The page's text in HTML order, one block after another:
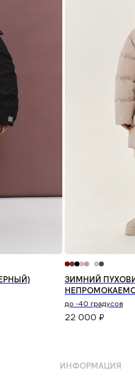
ЗИМНИЙ
(БЕЖЕВЫЙ)
до -40 градусов
22 000 ₽
ИНФОРМАЦИЯ